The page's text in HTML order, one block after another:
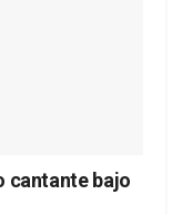
cantante bajo